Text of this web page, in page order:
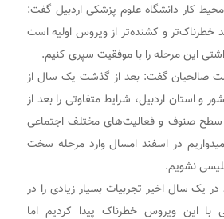
کار دانشگاه علوم پزشکی اردبیل گفت:
انگلیسی ۳۰ درصد خطرناک‌تر و کشنده‌تر از ویروس اولیه است
این مرحله را با موفقیت سپری کنیم.
صالحیان گفت: بعد از گذشت یک سال از
و استان اردبیل، شرایط متفاوتی را بعد از
سطح صنوف و فعالیت‌های مختلف اجتماعی
در اسفند امسال وارد مرحله سخت
نشویم.
یک سال اخیر تجربیات بسیار زیادی را در
با این ویروس خطرناک پیدا کردیم اما